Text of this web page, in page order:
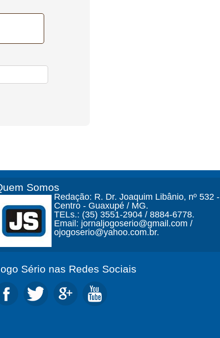
Somos
Redação: R. Dr. Joaquim Libânio, nº 532 -
Centro - Guaxupé / MG.
TELs.: (35) 3551-2904 / 8884-6778.
Email: jornaljogoserio@gmail.com /
ojogoserio@yahoo.com.br.
Sério nas Redes Sociais